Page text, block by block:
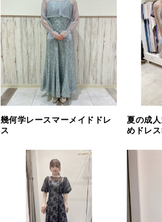
幾何学レースマーメイドドレ
ス
夏の成
めドレ